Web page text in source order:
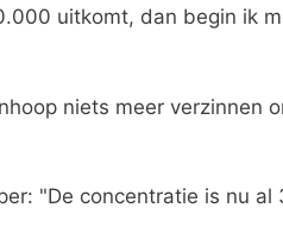
uitkomt, dan begin ik
niets meer verzinnen
"De concentratie is nu al